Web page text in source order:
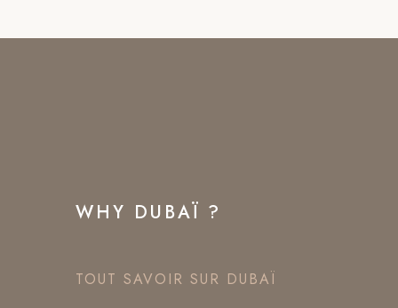
WHY DUBAÏ ?
TOUT SAVOIR SUR DUBAÏ